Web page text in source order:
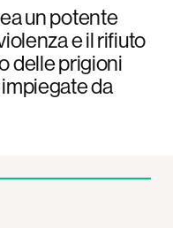
un potente
e il rifiuto
delle prigioni
da